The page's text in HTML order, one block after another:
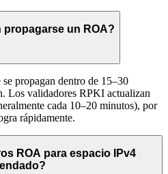
propagarse un ROA?
propagan dentro de 15–30
Los validadores RPKI actualizan
cada 10–20 minutos), por
rápidamente.
ROA para espacio IPv4